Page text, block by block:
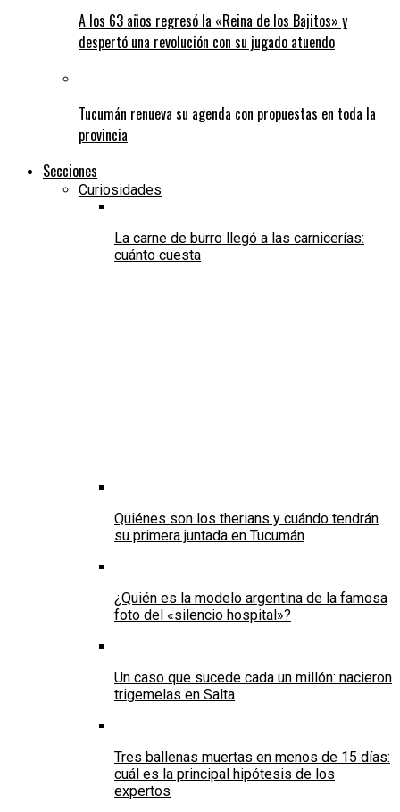
A los 63 años regresó la «Reina de los Bajitos» y
despertó una revolución con su jugado atuendo
Tucumán renueva su agenda con propuestas en toda la
provincia
Secciones
Curiosidades
La carne de burro llegó a las carnicerías:
cuánto cuesta
Quiénes son los therians y cuándo tendrán
su primera juntada en Tucumán
¿Quién es la modelo argentina de la famosa
foto del «silencio hospital»?
Un caso que sucede cada un millón: nacieron
trigemelas en Salta
Tres ballenas muertas en menos de 15 días:
cuál es la principal hipótesis de los
expertos